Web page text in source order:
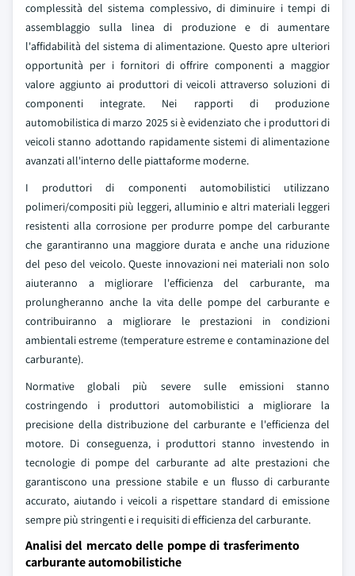
complessità del sistema complessivo, di diminuire i tempi di
assemblaggio sulla linea di produzione e di aumentare
l'affidabilità del sistema di alimentazione. Questo apre ulteriori
opportunità per i fornitori di offrire componenti a maggior
valore aggiunto ai produttori di veicoli attraverso soluzioni di
componenti integrate. Nei rapporti di produzione
automobilistica di marzo 2025 si è evidenziato che i produttori di
veicoli stanno adottando rapidamente sistemi di alimentazione
avanzati all'interno delle piattaforme moderne.
I produttori di componenti automobilistici utilizzano
polimeri/compositi più leggeri, alluminio e altri materiali leggeri
resistenti alla corrosione per produrre pompe del carburante
che garantiranno una maggiore durata e anche una riduzione
del peso del veicolo. Queste innovazioni nei materiali non solo
aiuteranno a migliorare l'efficienza del carburante, ma
prolungheranno anche la vita delle pompe del carburante e
contribuiranno a migliorare le prestazioni in condizioni
ambientali estreme (temperature estreme e contaminazione del
carburante).
Normative globali più severe sulle emissioni stanno
costringendo i produttori automobilistici a migliorare la
precisione della distribuzione del carburante e l'efficienza del
motore. Di conseguenza, i produttori stanno investendo in
tecnologie di pompe del carburante ad alte prestazioni che
garantiscono una pressione stabile e un flusso di carburante
accurato, aiutando i veicoli a rispettare standard di emissione
sempre più stringenti e i requisiti di efficienza del carburante.
Analisi del mercato delle pompe di trasferimento
carburante automobilistiche